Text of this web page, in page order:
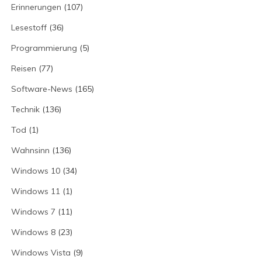
Erinnerungen (107)
Lesestoff(36)
Programmierung (5)
Reisen (77)
Software-News (165)
Technik(136)
Tod (1)
Wahnsinn (136)
Windows 10(34)
Windows 11 (1)
Windows 7 (11)
Windows 8(23)
Windows Vista (9)